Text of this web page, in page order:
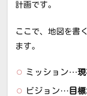
計画です。
ここで、地図を書
ます。
ミッション…
ビジョン… 目